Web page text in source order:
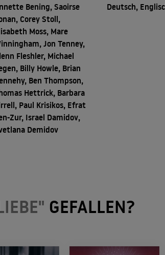
Bening, Saoirse
Corey Stoll,
Moss, Mare
Jon Tenney,
Fleshler, Michael
Billy Howle, Brian
Ben Thompson,
Hettrick, Barbara
Paul Krisikos, Efrat
Zur, Israel Damidov,
Demidov
Deutsch,
GEFALLEN?